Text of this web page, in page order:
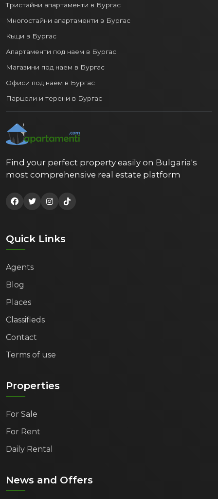
Тристайни апартаменти в Бургас
Многостайни апартаменти в Бургас
Къщи в Бургас
Апартаменти под наем в Бургас
Магазини под наем в Бургас
Офиси под наем в Бургас
Парцели и терени в Бургас
Find your perfect property easily on Bulgaria's
most comprehensive real estate platform
Quick Links
Agents
Blog
Places
Classifieds
Contact
Terms of use
Properties
For Sale
For Rent
Daily Rental
News and Offers